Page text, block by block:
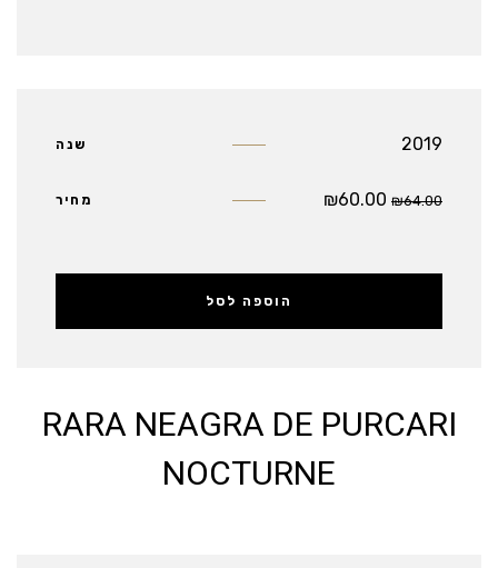
שנה 2019
מחיר ₪64.00
₪60.00
הוספה לסל
RARA NEAGRA DE PURCARI
NOCTURNE